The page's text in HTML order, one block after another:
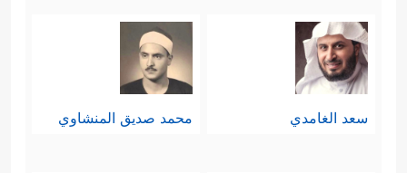
سعد الغامدي محمد صديق المنشاوي